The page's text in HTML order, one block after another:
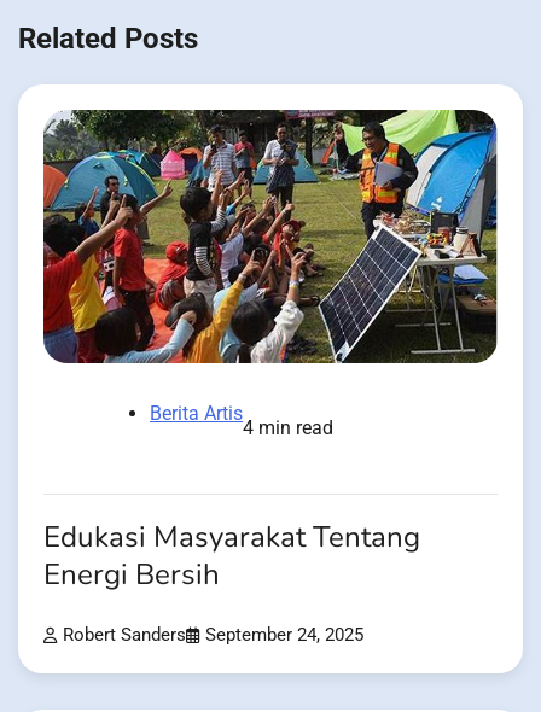
Related Posts
Berita Artis
4 min read
Edukasi Masyarakat Tentang
Energi Bersih
Robert Sanders September 24, 2025